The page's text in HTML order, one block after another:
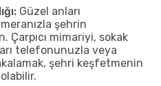
Güzel anları
şehrin
Çarpıcı mimariyi, sokak
telefonunuzla veya
şehri keşfetmenin